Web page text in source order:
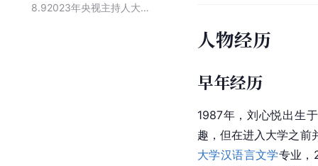
8.9
2023年央视主持人大赛进入总决赛选手
人物经历
早年经历
1987年，刘心悦出生
趣，但在进入大学之前
大学汉语言文学专业，